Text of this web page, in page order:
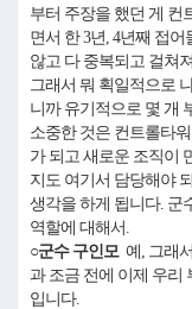
부터 주장을 했던 게 컨
면서 한 3년, 4년째 접
않고 다 중복되고 걸쳐
그래서 뭐 획일적으로
니까 유기적으로 몇 개
소중한 것은 컨트롤타
가 되고 새로운 조직이
지도 여기서 담당해야
생각을 하게 됩니다. 군
역할에 대해서.
○군수 구인모예, 그래
과 조금 전에 이제 우리
입니다.